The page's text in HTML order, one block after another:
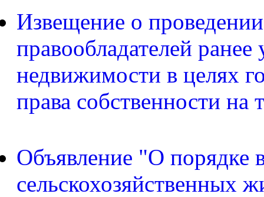
Извещение о
правообладателей
недвижимости в целях
права собственности
Объявление "О порядке
сельскохозяйственных